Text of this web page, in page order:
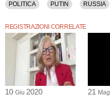
POLITICA PUTIN RUSSIA
REGISTRAZIONI CORRELATE
10 Giu 2020 21 Mag